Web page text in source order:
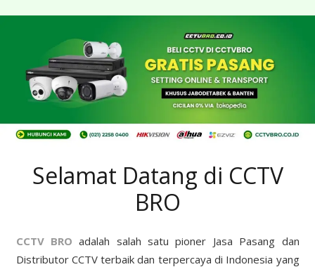
Selamat Datang di CCTV
BRO
CCTV BRO adalah salah satu pioner Jasa Pasang dan
Distributor CCTV terbaik dan terpercaya di Indonesia yang